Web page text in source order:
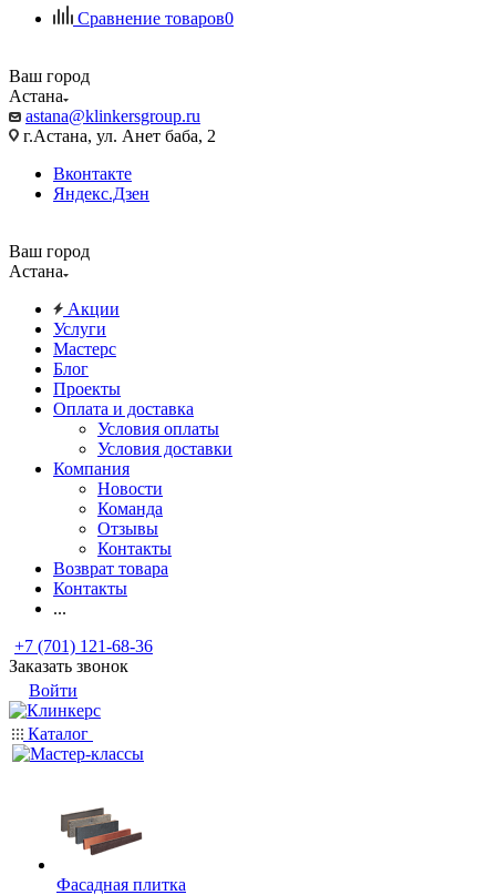
Сравнение товаров0
Ваш город
Астана
astana@klinkersgroup.ru
г.Астана, ул. Анет баба, 2
Вконтакте
Яндекс.Дзен
Ваш город
Астана
Акции
Услуги
Мастерс
Блог
Проекты
Оплата и доставка
Условия оплаты
Условия доставки
Компания
Новости
Команда
Отзывы
Контакты
Возврат товара
Контакты
...
+7 (701) 121-68-36
Заказать звонок
Войти
Каталог
Фасадная плитка